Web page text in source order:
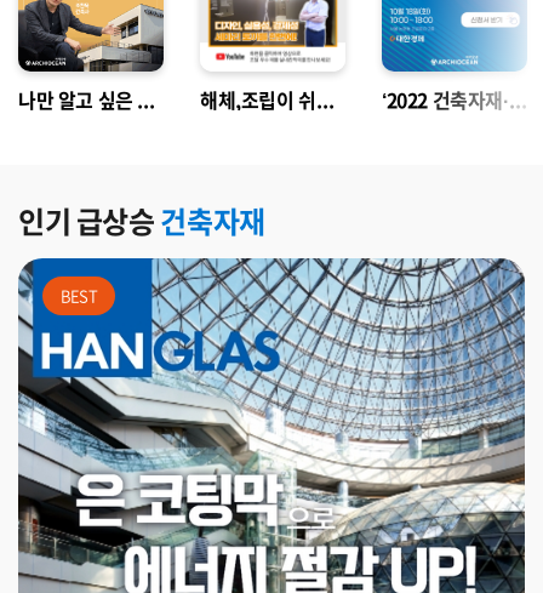
나만 알고 싶은 뷰~ 해체,조립이 쉬운 칸막이 ‘2022 건축자재·신기술 Fair’ 참가 안내
인기 급상승 건축자재
BEST